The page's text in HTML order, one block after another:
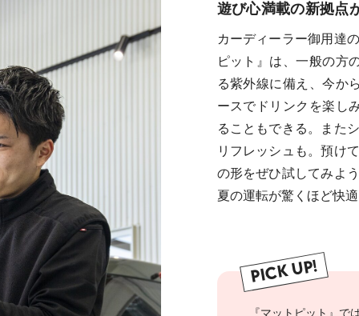
遊び心満載の新拠点
カーディーラー御用達
ピット』は、一般の方
る紫外線に備え、今か
ースでドリンクを楽し
ることもできる。また
リフレッシュも。預け
の形をぜひ試してみよ
夏の運転が驚くほど快適
PICK UP!
『マットピット』で